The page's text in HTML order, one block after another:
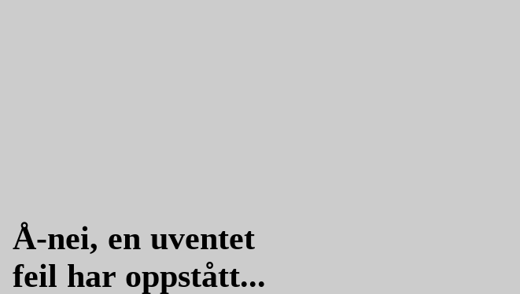
Å-nei, en uventet
feil har oppstått...